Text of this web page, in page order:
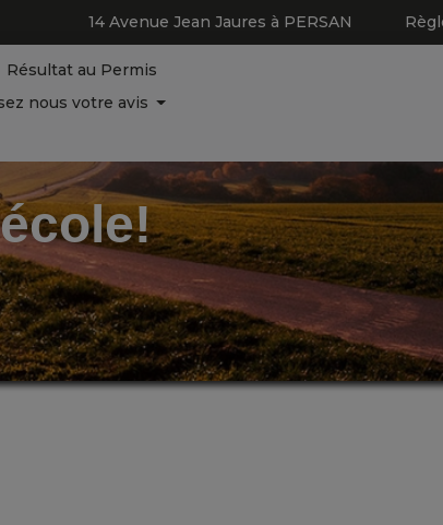
14 Avenue Jean Jaures à PERSAN
Résultat au Permis
nous votre avis